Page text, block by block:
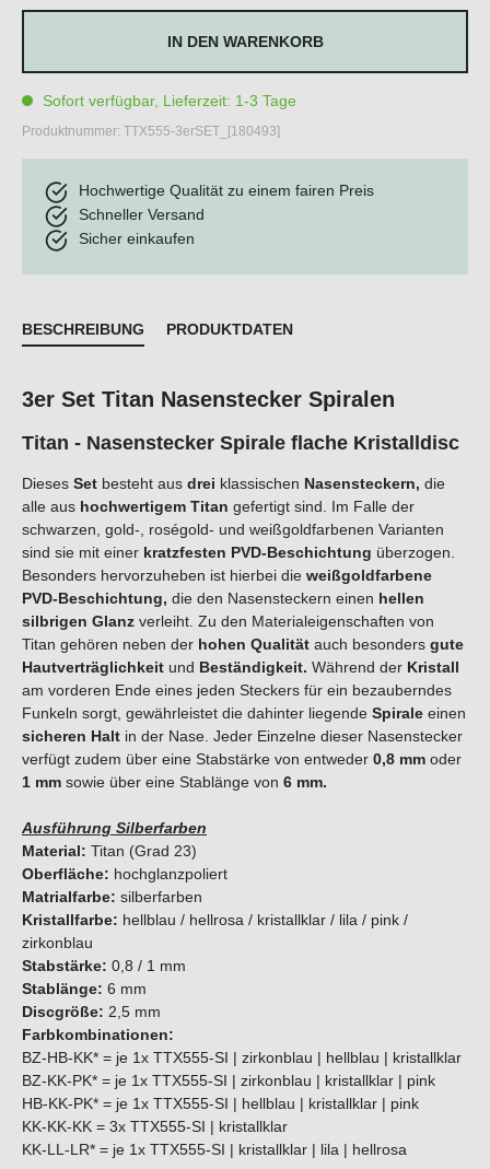
IN DEN WARENKORB
Sofort verfügbar, Lieferzeit: 1-3 Tage
Produktnummer: TTX555-3erSET_[180493]
Hochwertige Qualität zu einem fairen Preis
Schneller Versand
Sicher einkaufen
BESCHREIBUNG PRODUKTDATEN
3er Set Titan Nasenstecker Spiralen
Titan - Nasenstecker Spirale flache Kristalldisc
Dieses Set besteht aus drei klassischen Nasensteckern, die
alle aus hochwertigem Titan gefertigt sind. Im Falle der
schwarzen, gold-, roségold- und weißgoldfarbenen Varianten
sind sie mit einer kratzfesten PVD-Beschichtung überzogen.
Besonders hervorzuheben ist hierbei die weißgoldfarbene
PVD-Beschichtung, die den Nasensteckern einen hellen
silbrigen Glanz verleiht. Zu den Materialeigenschaften von
Titan gehören neben der hohen Qualität auch besonders gute
Hautverträglichkeit und Beständigkeit. Während der Kristall
am vorderen Ende eines jeden Steckers für ein bezauberndes
Funkeln sorgt, gewährleistet die dahinter liegende Spirale einen
sicheren Halt in der Nase. Jeder Einzelne dieser Nasenstecker
verfügt zudem über eine Stabstärke von entweder 0,8 mm oder
1 mm sowie über eine Stablänge von 6 mm.
Ausführung Silberfarben
Material: Titan (Grad 23)
Oberfläche: hochglanzpoliert
Matrialfarbe: silberfarben
Kristallfarbe: hellblau / hellrosa / kristallklar / lila / pink /
zirkonblau
Stabstärke: 0,8 / 1 mm
Stablänge: 6 mm
Discgröße: 2,5 mm
Farbkombinationen:
BZ-HB-KK* = je 1x TTX555-SI | zirkonblau | hellblau | kristallklar
BZ-KK-PK* = je 1x TTX555-SI | zirkonblau | kristallklar | pink
HB-KK-PK* = je 1x TTX555-SI | hellblau | kristallklar | pink
KK-KK-KK = 3x TTX555-SI | kristallklar
KK-LL-LR* = je 1x TTX555-SI | kristallklar | lila | hellrosa